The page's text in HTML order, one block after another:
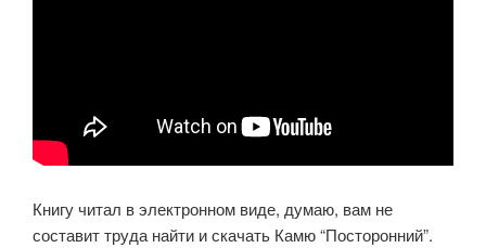
Книгу читал в электронном виде, думаю, вам не
составит труда найти и скачать Камю “Посторонний”.